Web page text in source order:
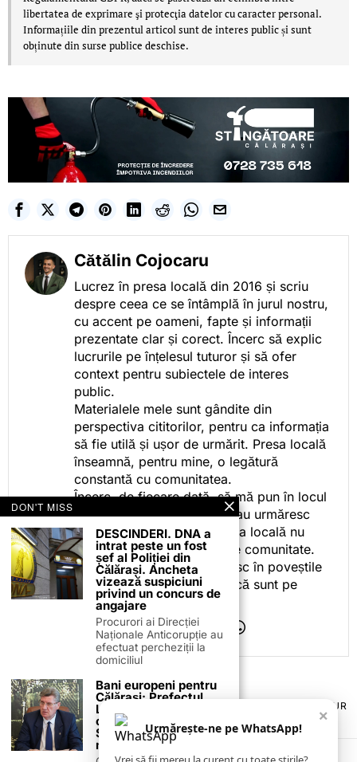
libertatea de exprimare şi protecţia datelor cu caracter personal.
Informațiile din prezentul articol sunt de interes public și sunt
obținute din surse publice deschise.
Cătălin Cojocaru
Lucrez în presa locală din 2016 și scriu
despre ceea ce se întâmplă în jurul nostru,
cu accent pe oameni, fapte și informații
prezentate clar și corect. Încerc să explic
lucrurile pe înțelesul tuturor și să ofer
context pentru subiectele de interes
public.
Materialele mele sunt gândite din
perspectiva cititorilor, pentru ca informația
să fie utilă și ușor de urmărit. Presa locală
înseamnă, pentru mine, o legătură
constantă cu comunitatea.
Încerc, de fiecare dată, să mă pun în locul
celor care citesc, privesc sau urmăresc
ceea ce fac. Pentru că presa locală nu
este despre mine, ci despre comunitate.
Iar dacă oamenii se regăsesc în poveștile
pe care le spun, înseamnă că sunt pe
drumul bun.
TERMENI ȘI CONDIȚII
POLITICA DE ANULARE & RETUR
PUBLICITATE ONLINE & TIPĂRITĂ
CONTACT
ZIARUL ANUNȚUL CĂLĂRĂȘEAN
×
Urmărește-ne pe WhatsApp!
DON'T MISS
DESCINDERI. DNA a
intrat peste un fost
șef al Poliției din
Călărași. Ancheta
vizează suspiciuni
privind un concurs de
angajare
Procurori ai Direcției
Naționale Anticorupție au
efectuat percheziții la
domiciliul
Bani europeni pentru
Călărași: Prefectul
Laurențiu State anunță
colaborarea cu ADR
Sud-Muntenia pentru
noi finanțări